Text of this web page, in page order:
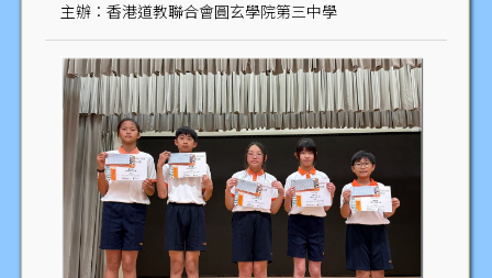
主辦：香港道教聯合會圓玄學院第三中學